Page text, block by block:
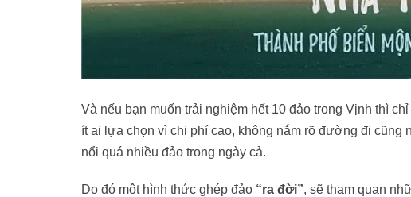
Và nếu bạn muốn trải nghiệm hết 10 đảo trong Vịnh thì
ít ai lựa chọn vì chi phí cao, không nắm rõ đường đi
nổi quá nhiều đảo trong ngày cả.
Do đó một hình thức ghép đảo “ra đời”, sẽ tham quan